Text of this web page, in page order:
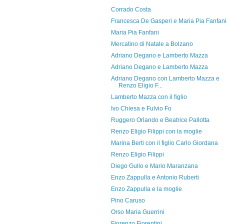
Corrado Costa
Francesca De Gasperi e Maria Pia Fanfani
Maria Pia Fanfani
Mercatino di Natale a Bolzano
Adriano Degano e Lamberto Mazza
Adriano Degano e Lamberto Mazza
Adriano Degano con Lamberto Mazza e
Renzo Eligio F...
Lamberto Mazza con il figlio
Ivo Chiesa e Fulvio Fo
Ruggero Orlando e Beatrice Pallotta
Renzo Eligio Filippi con la moglie
Marina Berti con il figlio Carlo Giordana
Renzo Eligio Filippi
Diego Gullo e Mario Maranzana
Enzo Zappulla e Antonio Ruberti
Enzo Zappulla e la moglie
Pino Caruso
Orso Maria Guerrini